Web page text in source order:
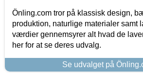
Önling.com tror på klassisk design,
produktion, naturlige materialer samt
værdier gennemsyrer alt hvad de
her for at se deres udvalg.
Se udvalget på